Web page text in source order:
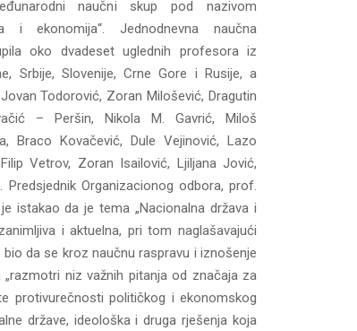
naučni skup pod nazivom
i ekonomija“. Jednodnevna naučna
oko dvadeset uglednih profesora iz
Srbije, Slovenije, Crne Gore i Rusije, a
Todorović, Zoran Milošević, Dragutin
– Peršin, Nikola M. Gavrić, Miloš
Braco Kovačević, Dule Vejinović, Lazo
Vetrov, Zoran Isailović, Ljiljana Jović,
Predsjednik Organizacionog odbora, prof.
istakao da je tema „Nacionalna država i
i aktuelna, pri tom naglašavajući
da se kroz naučnu raspravu i iznošenje
„razmotri niz važnih pitanja od značaja za
protivurečnosti političkog i ekonomskog
države, ideološka i druga rješenja koja